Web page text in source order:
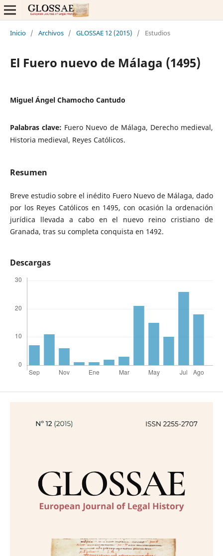
Inicio / Archivos / GLOSSAE 12 (2015) / Estudios
El Fuero nuevo de Málaga (1495)
Miguel Ángel Chamocho Cantudo
Palabras clave: Fuero Nuevo de Málaga, Derecho medieval,
Historia medieval, Reyes Católicos.
Resumen
Breve estudio sobre el inédito Fuero Nuevo de Málaga, dado
por los Reyes Católicos en 1495, con ocasión la ordenación
jurídica llevada a cabo en el nuevo reino cristiano de
Granada, tras su completa conquista en 1492.
Descargas